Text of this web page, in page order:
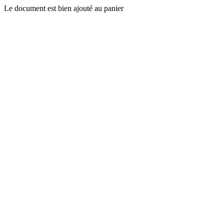
Le document est bien ajouté au panier